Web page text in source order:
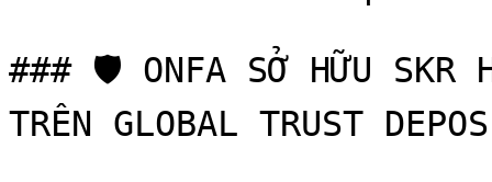
### 🛡️ ONFA SỞ HỮU SKR
TRÊN GLOBAL TRUST